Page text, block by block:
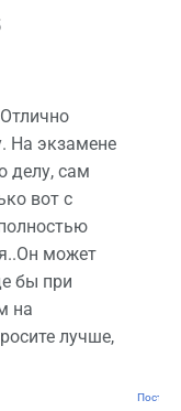
На экзамене
делу, сам
вот с
может
бы при
на
лучше,